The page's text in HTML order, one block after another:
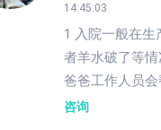
14:45:03
1 入院一般在
者羊水破了等
爸爸工作人员会
咨询